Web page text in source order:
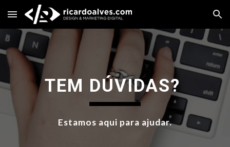
Skip to main content Skip to navigation
TEM DÚVIDAS?
Estamos aqui para ajudar.